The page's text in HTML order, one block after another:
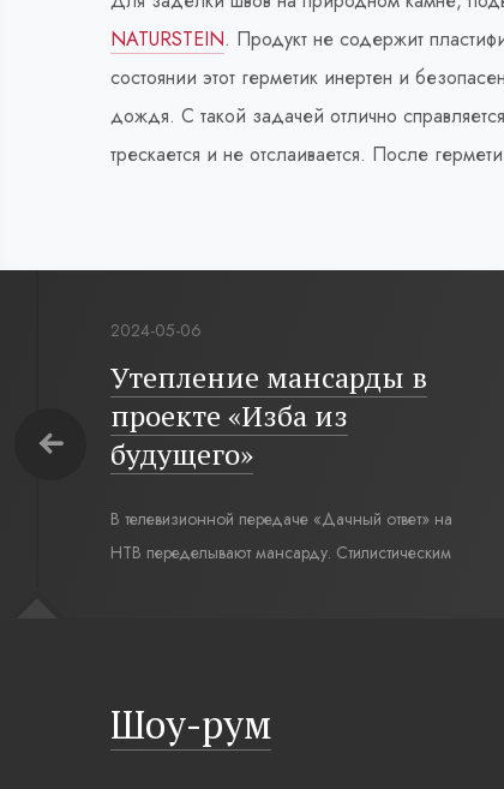
NATURSTEIN. Продукт не содержит
состоянии этот герметик инертен и
дождя. С такой задачей отлично
трескается и не отслаивается. После
2024-05-06
Утепление мансарды в
проекте «Изба из
будущего»
В телевизионной передаче «Дачный ответ» на
НТВ переделывают мансарду. Стилистическим
напоминающие плетеные вазы.
Шоу-рум